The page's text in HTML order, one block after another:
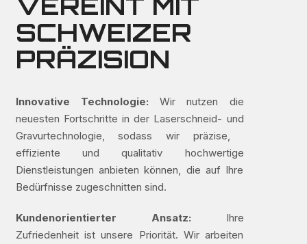
SCHWEIZER
PRÄZISION
Innovative Technologie: Wir nutzen die
neuesten Fortschritte in der Laserschneid- und
Gravurtechnologie, sodass wir präzise, ​​
effiziente und qualitativ hochwertige
Dienstleistungen anbieten können, die auf Ihre
Bedürfnisse zugeschnitten sind.
Kundenorientierter Ansatz: Ihre
Zufriedenheit ist unsere Priorität. Wir arbeiten